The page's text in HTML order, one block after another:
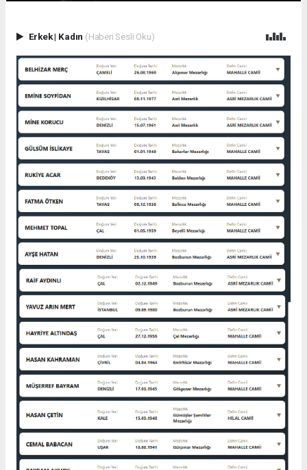
Erkek| Kadın (Haberi Sesli Oku)